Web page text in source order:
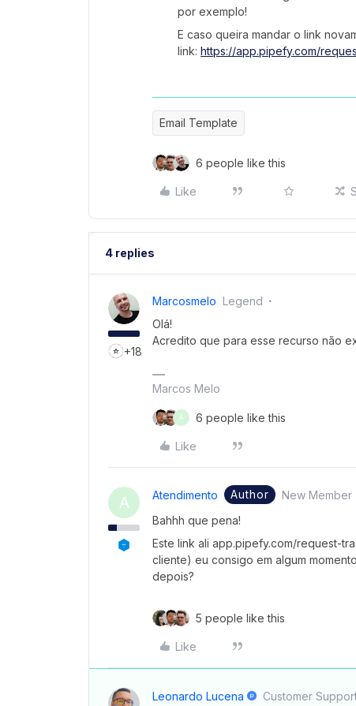
por exemplo!
E caso queira mandar o link
link: https://app.pipefy.com/
Email Template
6 people like this
Like
4 replies
+18
Marcosmelo Legend
Olá!
Acredito que para esse recurso não
Marcos Melo
A 6 people like this
Like
A Atendimento Author New Member
Bahhh que pena!
Este link ali app.pipefy.com/request-
cliente) eu consigo em algum
depois?
5 people like this
Like
Leonardo Lucena Customer